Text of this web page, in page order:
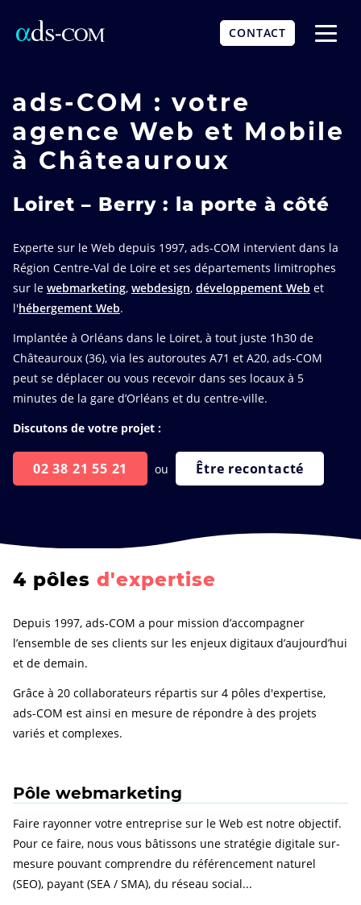
CONTACT
ads-COM : votre
agence Web et Mobile
à Châteauroux
Loiret – Berry : la porte à côté
Experte sur le Web depuis 1997, ads-COM intervient dans la
Région Centre-Val de Loire et ses départements limitrophes
sur le webmarketing, webdesign, développement Web et
l'hébergement Web.
Implantée à Orléans dans le Loiret, à tout juste 1h30 de
Châteauroux (36), via les autoroutes A71 et A20, ads-COM
peut se déplacer ou vous recevoir dans ses locaux à 5
minutes de la gare d’Orléans et du centre-ville.
Discutons de votre projet :
02 38 21 55 21 ou Être recontacté
4 pôles d'expertise
Depuis 1997, ads-COM a pour mission d’accompagner
l’ensemble de ses clients sur les enjeux digitaux d’aujourd’hui
et de demain.
Grâce à 20 collaborateurs répartis sur 4 pôles d'expertise,
ads-COM est ainsi en mesure de répondre à des projets
variés et complexes.
Pôle webmarketing
Faire rayonner votre entreprise sur le Web est notre objectif.
Pour ce faire, nous vous bâtissons une stratégie digitale sur-
mesure pouvant comprendre du référencement naturel
(SEO), payant (SEA / SMA), du réseau social...